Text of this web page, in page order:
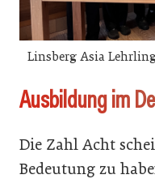
Linsberg Asia
Ausbildung im
Die Zahl Acht
Bedeutung zu